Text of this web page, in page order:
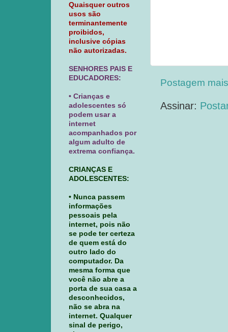
Postagem
Assinar:
Quaisquer outros
usos são
terminantemente
proibidos,
inclusive cópias
não autorizadas.
SENHORES PAIS E
EDUCADORES:
• Crianças e
adolescentes só
podem usar a
internet
acompanhados por
algum adulto de
extrema confiança.
CRIANÇAS E
ADOLESCENTES:
• Nunca passem
informações
pessoais pela
internet, pois não
se pode ter certeza
de quem está do
outro lado do
computador. Da
mesma forma que
você não abre a
porta de sua casa a
desconhecidos,
não se abra na
internet. Qualquer
sinal de perigo,